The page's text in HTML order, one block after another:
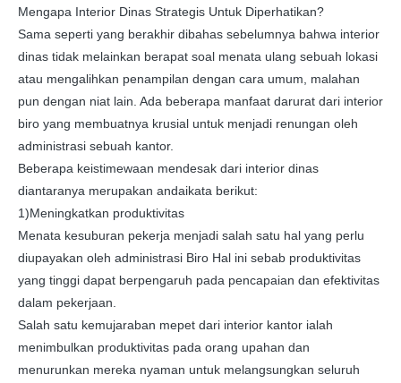
Mengapa Interior Dinas Strategis Untuk Diperhatikan?
Sama seperti yang berakhir dibahas sebelumnya bahwa interior
dinas tidak melainkan berapat soal menata ulang sebuah lokasi
atau mengalihkan penampilan dengan cara umum, malahan
pun dengan niat lain. Ada beberapa manfaat darurat dari interior
biro yang membuatnya krusial untuk menjadi renungan oleh
administrasi sebuah kantor.
Beberapa keistimewaan mendesak dari interior dinas
diantaranya merupakan andaikata berikut:
1)Meningkatkan produktivitas
Menata kesuburan pekerja menjadi salah satu hal yang perlu
diupayakan oleh administrasi Biro Hal ini sebab produktivitas
yang tinggi dapat berpengaruh pada pencapaian dan efektivitas
dalam pekerjaan.
Salah satu kemujaraban mepet dari interior kantor ialah
menimbulkan produktivitas pada orang upahan dan
menurunkan mereka nyaman untuk melangsungkan seluruh